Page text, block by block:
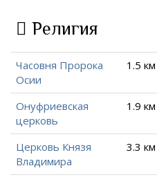
Религия
Часовня Пророка
Осии
1.5 км
Онуфриевская
церковь
1.9 км
Церковь Князя
Владимира
3.3 км